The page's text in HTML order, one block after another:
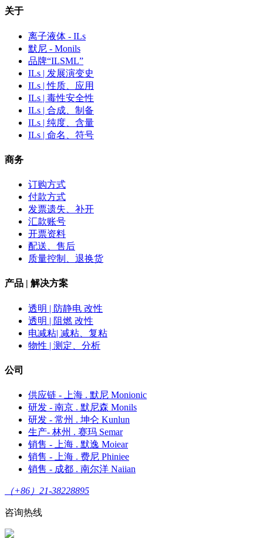
关于
离子液体 - ILs
默尼 - Monils
品牌“ILSML”
ILs | 发展演变史
ILs | 性质、应用
ILs | 毒性安全性
ILs | 合成、制备
ILs | 纯度、含量
ILs | 命名、符号
商务
订购方式
付款方式
发票遗失、补开
汇款账号
开票资料
配送、售后
质量控制、退换货
产品 | 解决方案
透明 | 防静电 改性
透明 | 阻燃 改性
电减粘| 减粘、复粘
物性 | 测定、分析
公司
供应链 - 上海 . 默尼 Monionic
研发 - 南京 . 默尼森 Monils
研发 - 常州 . 坤仑 Kunlun
生产- 林州 . 赛玛 Semar
销售 - 上海 . 默逸 Moiear
销售 - 上海 . 费尼 Phiniee
销售 - 成都 . 南尔洋 Naiian
（+86）21-38228895
咨询热线